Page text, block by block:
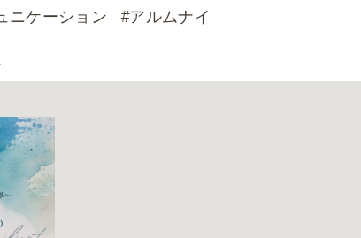
ニケーション #アルムナイ